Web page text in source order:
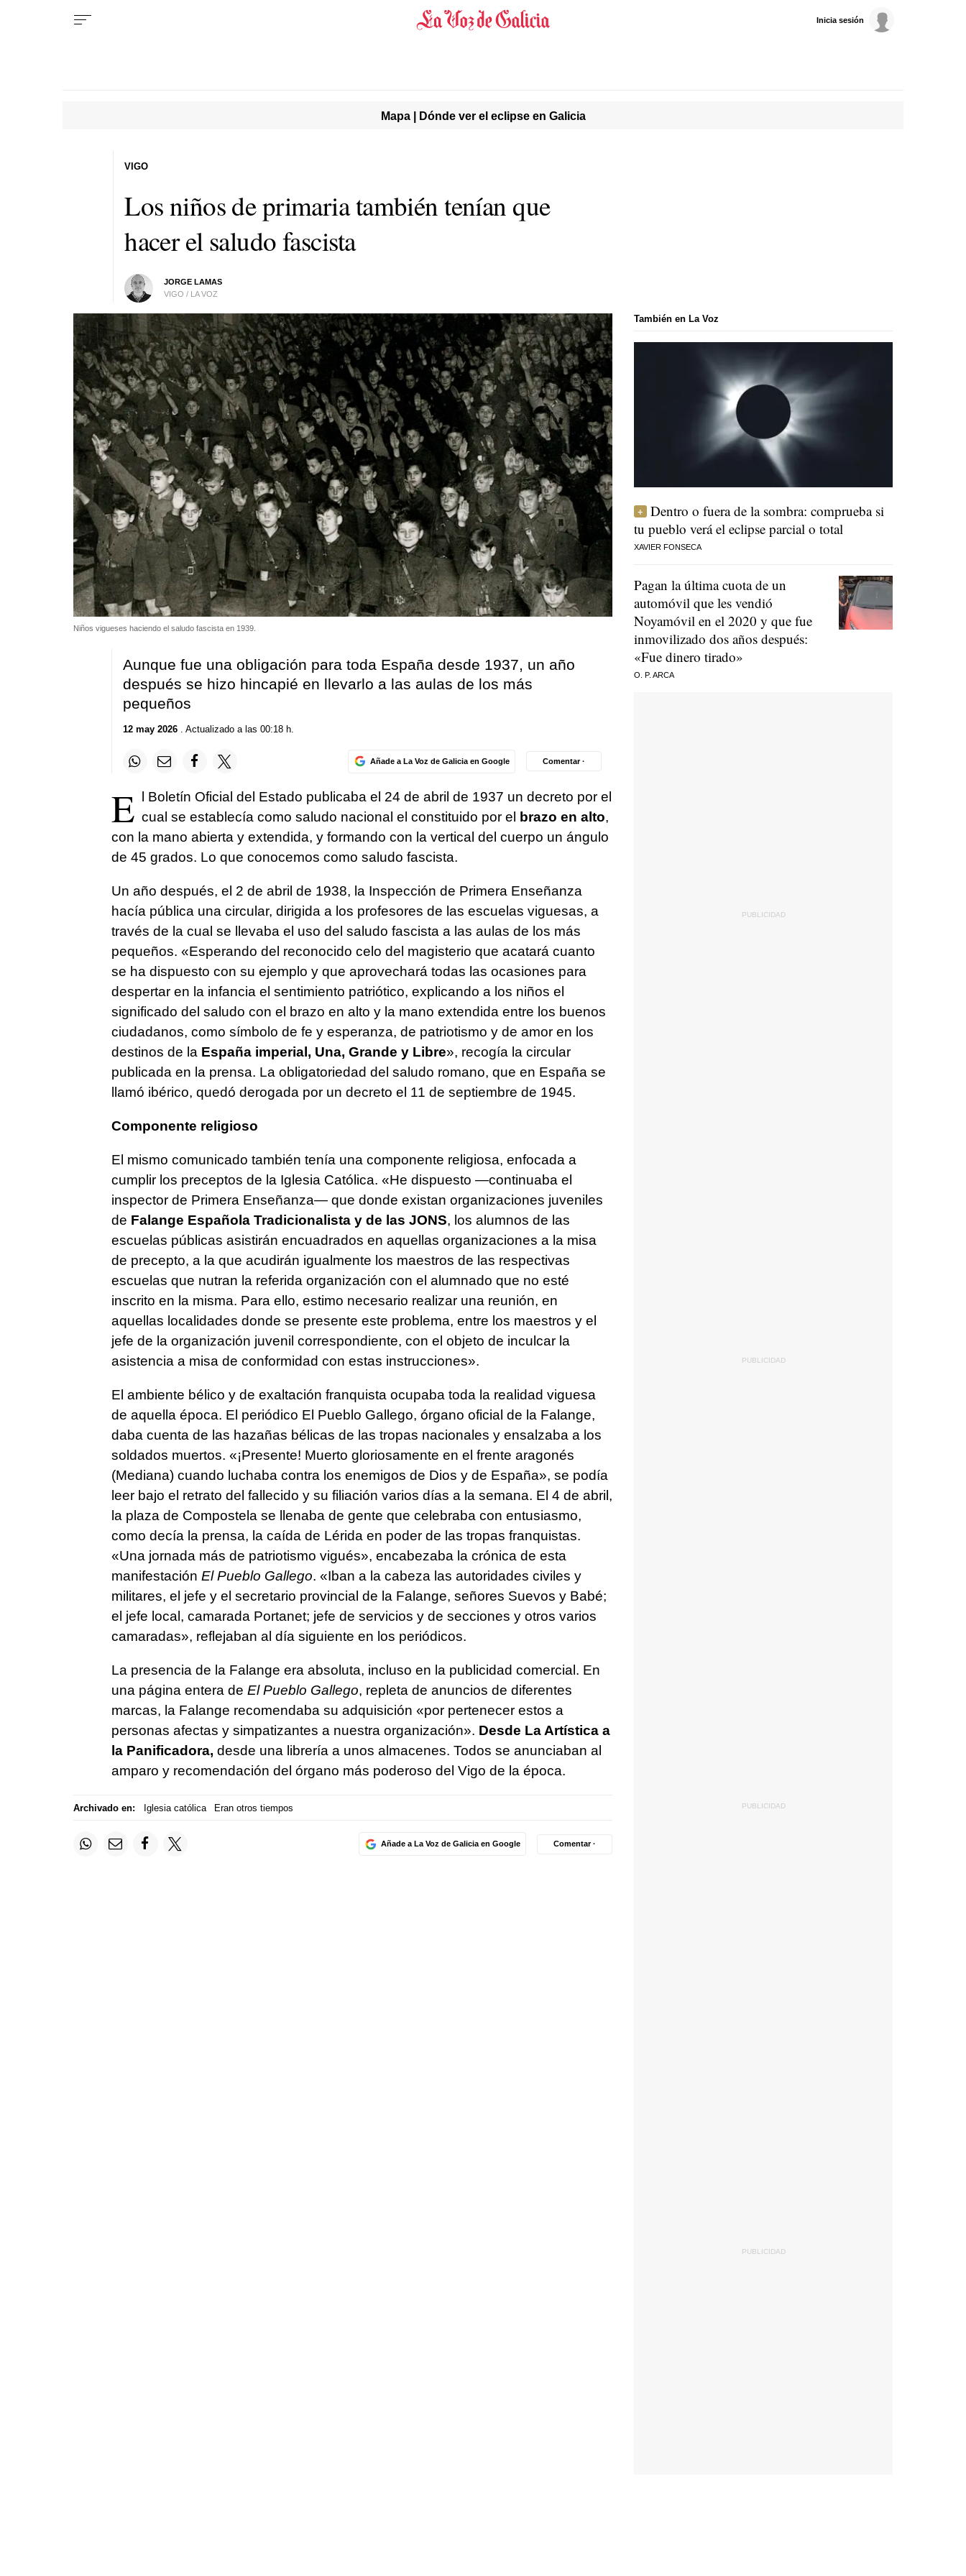
Inicia sesión
Mapa | Dónde ver el eclipse en Galicia
Los niños de primaria también tenían que
hacer el saludo fascista
JORGE LAMAS
VIGO / LA VOZ
VIGO
Niños vigueses haciendo el saludo fascista en 1939.
Aunque fue una obligación para toda España desde 1937, un año
después se hizo hincapié en llevarlo a las aulas de los más
pequeños
12 may 2026. Actualizado a las 00:18 h.
Añade a La Voz de Galicia en Google Comentar ·
E
l Boletín Oficial del Estado publicaba el 24 de abril de 1937 un decreto por el
cual se establecía como saludo nacional el constituido por el
brazo en alto,
con la mano abierta y extendida, y formando con la vertical del cuerpo un ángulo
de 45 grados. Lo que conocemos como saludo fascista.
Un año después, el 2 de abril de 1938, la Inspección de Primera Enseñanza
hacía pública una circular, dirigida a los profesores de las escuelas viguesas, a
través de la cual se llevaba el uso del saludo fascista a las aulas de los más
pequeños. «Esperando del reconocido celo del magisterio que acatará cuanto
se ha dispuesto con su ejemplo y que aprovechará todas las ocasiones para
despertar en la infancia el sentimiento patriótico, explicando a los niños el
significado del saludo con el brazo en alto y la mano extendida entre los buenos
ciudadanos, como símbolo de fe y esperanza, de patriotismo y de amor en los
destinos de la España imperial, Una, Grande y Libre», recogía la circular
publicada en la prensa. La obligatoriedad del saludo romano, que en España se
llamó ibérico, quedó derogada por un decreto el 11 de septiembre de 1945.
Componente religioso
El mismo comunicado también tenía una componente religiosa, enfocada a
cumplir los preceptos de la Iglesia Católica. «He dispuesto —continuaba el
inspector de Primera Enseñanza— que donde existan organizaciones juveniles
de Falange Española Tradicionalista y de las JONS, los alumnos de las
escuelas públicas asistirán encuadrados en aquellas organizaciones a la misa
de precepto, a la que acudirán igualmente los maestros de las respectivas
escuelas que nutran la referida organización con el alumnado que no esté
inscrito en la misma. Para ello, estimo necesario realizar una reunión, en
aquellas localidades donde se presente este problema, entre los maestros y el
jefe de la organización juvenil correspondiente, con el objeto de inculcar la
asistencia a misa de conformidad con estas instrucciones».
El ambiente bélico y de exaltación franquista ocupaba toda la realidad viguesa
de aquella época. El periódico El Pueblo Gallego, órgano oficial de la Falange,
daba cuenta de las hazañas bélicas de las tropas nacionales y ensalzaba a los
soldados muertos. «¡Presente! Muerto gloriosamente en el frente aragonés
(Mediana) cuando luchaba contra los enemigos de Dios y de España», se podía
leer bajo el retrato del fallecido y su filiación varios días a la semana. El 4 de abril,
la plaza de Compostela se llenaba de gente que celebraba con entusiasmo,
como decía la prensa, la caída de Lérida en poder de las tropas franquistas.
«Una jornada más de patriotismo vigués», encabezaba la crónica de esta
manifestación El Pueblo Gallego. «Iban a la cabeza las autoridades civiles y
militares, el jefe y el secretario provincial de la Falange, señores Suevos y Babé;
el jefe local, camarada Portanet; jefe de servicios y de secciones y otros varios
camaradas», reflejaban al día siguiente en los periódicos.
La presencia de la Falange era absoluta, incluso en la publicidad comercial. En
una página entera de El Pueblo Gallego, repleta de anuncios de diferentes
marcas, la Falange recomendaba su adquisición «por pertenecer estos a
personas afectas y simpatizantes a nuestra organización». Desde La Artística a
la Panificadora, desde una librería a unos almacenes. Todos se anunciaban al
amparo y recomendación del órgano más poderoso del Vigo de la época.
Archivado en: Iglesia católica Eran otros tiempos
Añade a La Voz de Galicia en Google Comentar ·
También en La Voz
Dentro o fuera de la sombra: comprueba si
tu pueblo verá el eclipse parcial o total
XAVIER FONSECA
Pagan la última cuota de un
automóvil que les vendió
Noyamóvil en el 2020 y que fue
inmovilizado dos años después:
«Fue dinero tirado»
O. P. ARCA